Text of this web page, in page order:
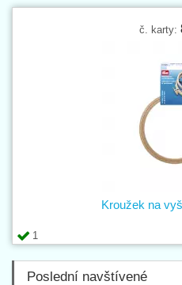
č. karty:
1
Kroužek na
Poslední navštívené